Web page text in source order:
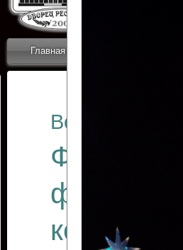
Главная
Все отчеты
Финал